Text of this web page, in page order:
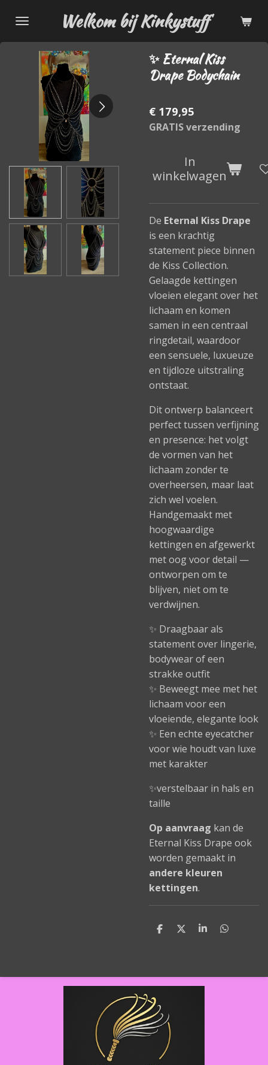
direct
naar
hoofdinhoud
Welkom bij Kinkystuff
✨ Eternal Kiss
Drape Bodychain
€ 179,95
GRATIS verzending
In
winkelwagen
De Eternal Kiss Drape
is een krachtig
statement piece binnen
de Kiss Collection.
Gelaagde kettingen
vloeien elegant over het
lichaam en komen
samen in een centraal
ringdetail, waardoor
een sensuele, luxueuze
en tijdloze uitstraling
ontstaat.
Dit ontwerp balanceert
perfect tussen verfijning
en presence: het volgt
de vormen van het
lichaam zonder te
overheersen, maar laat
zich wel voelen.
Handgemaakt met
hoogwaardige
kettingen en afgewerkt
met oog voor detail —
ontworpen om te
blijven, niet om te
verdwijnen.
✨ Draagbaar als
statement over lingerie,
bodywear of een
strakke outfit
✨ Beweegt mee met het
lichaam voor een
vloeiende, elegante look
✨ Een echte eyecatcher
voor wie houdt van luxe
met karakter
✨verstelbaar in hals en
taille
Op aanvraag kan de
Eternal Kiss Drape ook
worden gemaakt in
andere kleuren
kettingen.
D
D
S
D